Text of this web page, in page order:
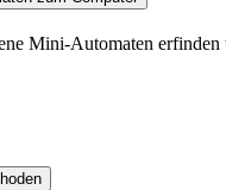
Mini-Automaten erfinden